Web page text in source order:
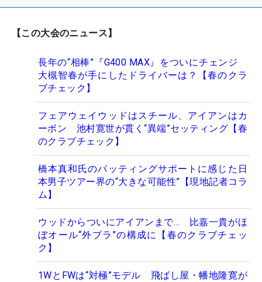
【この大会のニュース】
長年の“相棒”『G400 MAX』をついにチェンジ
大槻智春が手にしたドライバーは？【春のクラ
ブチェック】
フェアウェイウッドはスチール、アイアンはカ
ーボン 池村寛世が貫く“異端”セッティング【春
のクラブチェック】
橋本真和氏のパッティングサポートに感じた日
本男子ツアー界の“大きな可能性”【現地記者コラ
ム】
ウッドからついにアイアンまで… 比嘉一貴がほ
ぼオール“外ブラ”の構成に【春のクラブチェッ
ク】
1WとFWは“対極”モデル 飛ばし屋・幡地隆寛が